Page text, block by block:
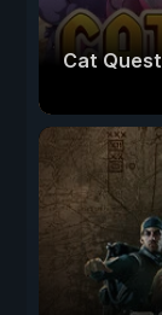
Cat Quest